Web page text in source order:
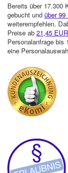
Bereits über 17.300
gebucht und über 99
weiterempfehlen.
Preise ab 21,45 EUR
Personalanfrage bis
eine